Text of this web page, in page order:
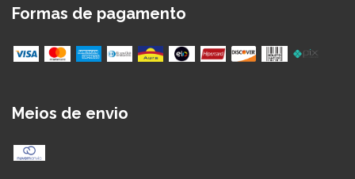
Formas de pagamento
Meios de envio